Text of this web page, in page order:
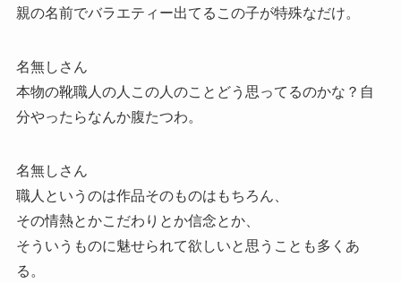
親の名前でバラエティー出てるこの子が特殊なだけ。
名無しさん
本物の靴職人の人この人のことどう思ってるのかな？自
分やったらなんか腹たつわ。
名無しさん
職人というのは作品そのものはもちろん、
その情熱とかこだわりとか信念とか、
そういうものに魅せられて欲しいと思うことも多くあ
る。